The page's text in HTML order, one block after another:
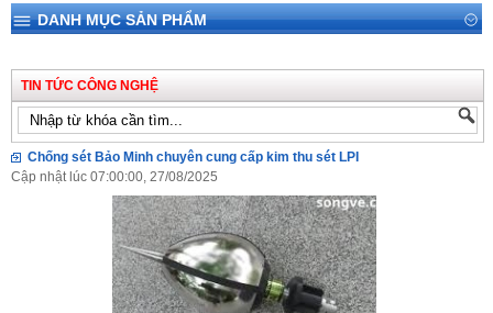
DANH MỤC SẢN PHẨM
TIN TỨC CÔNG NGHỆ
Chống sét Bảo Minh chuyên cung cấp kim thu sét LPI
Cập nhật lúc 07:00:00, 27/08/2025